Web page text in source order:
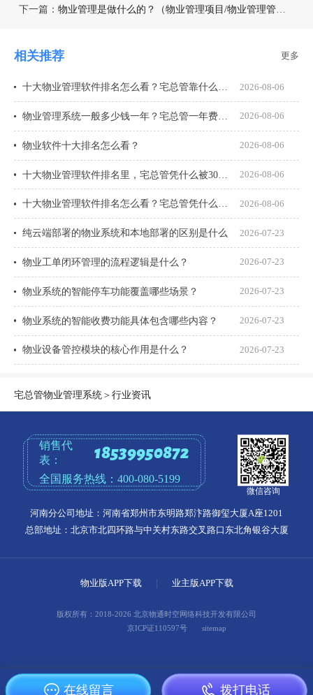
下一篇： 物业管理是做什么的？（物业管理项目/物业管理管什么？）
相关推荐 更多
2026-08-06
2026-08-06
物业软件十大排名怎么看？ 2026-08-06
2026-08-06
十大物业管理软件排名怎么看？宅总管凭什么能进榜？ 2026-08-06
纯云端部署的物业系统和本地部署的区别是什么 2026-07-23
物业工单闭环管理的流程逻辑是什么？ 2026-07-23
物业系统的智能停车功能覆盖哪些场景？ 2026-07-23
物业系统的智能收费功能具体包含哪些内容？ 2026-07-23
物业设备管控模块的核心作用是什么？ 2026-07-23
宅总管物业管理系统＞行业资讯
销售代
表：
18539950872
全国服务热线：400-080-5199
微信咨询
河南分公司地址：河南省郑州市东明路郑汴路御玺大厦A座1201
总部地址：北京市北四环路与中关村东路交叉路口东北角银谷大厦
物业版APP下载 业主版APP下载
版权所有：2018-2026 北京物通时空网络科技开发有限公司
京ICP证110597号 sitemap
在线留言 拨打电话